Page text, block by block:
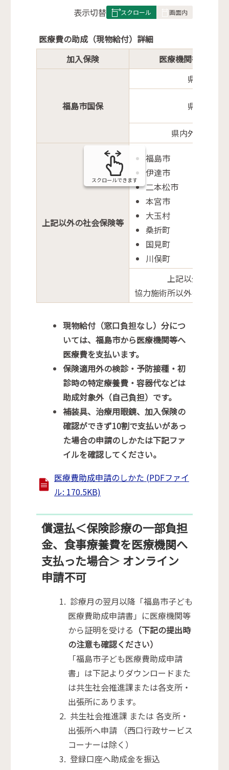
表
み
の
表示切替
医療費の助成（現物給付）詳細
加入保険
医療機関等の所在
福島市国保
県内
県外
県内外問わず
上記以外の社会保険等
福島市
伊達市
二本松市
本宮市
大玉村
桑折町
国見町
川俣町
上記以外の地域
協力施術所以外の接骨院
スクロールできます
現物給付（窓口負担なし）分につ
いては、福島市から医療機関等へ
医療費を支払います。
保険適用外の検診・予防接種・初
診時の特定療養費・容器代などは
助成対象外（自己負担）です。
補装具、治療用眼鏡、加入保険の
確認ができず10割で支払いがあっ
た場合の申請のしかたは下記ファ
イルを確認してください。
医療費助成申請のしかた (PDFファイ
ル: 170.5KB)
償還払＜保険診療の一部負担
金、食事療養費を医療機関へ
支払った場合＞ オンライン
申請不可
診療月の翌月以降「福島市子ども
医療費助成申請書」に医療機関等
から証明を受ける （下記の提出時
の注意も確認ください）
「福島市子ども医療費助成申請
書」は下記よりダウンロードまた
は共生社会推進課または各支所・
出張所にあります。
共生社会推進課 または 各支所・
出張所へ申請 （西口行政サービス
コーナーは除く）
登録口座へ助成金を振込